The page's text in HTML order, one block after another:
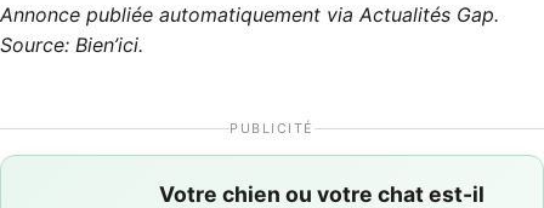
Annonce publiée automatiquement via Actualités Gap.
Source: Bien’ici.
PUBLICITÉ
Votre chien ou votre chat est-il